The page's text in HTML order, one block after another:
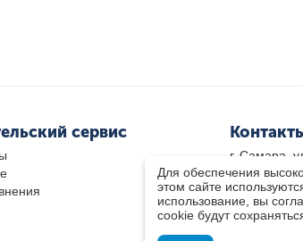
сервис
г. Самара,
8 800-333-
8(846)-211-
Пн-Пт 8.30
Для обеспечения
этом сайте
использование, вы
cookie будут